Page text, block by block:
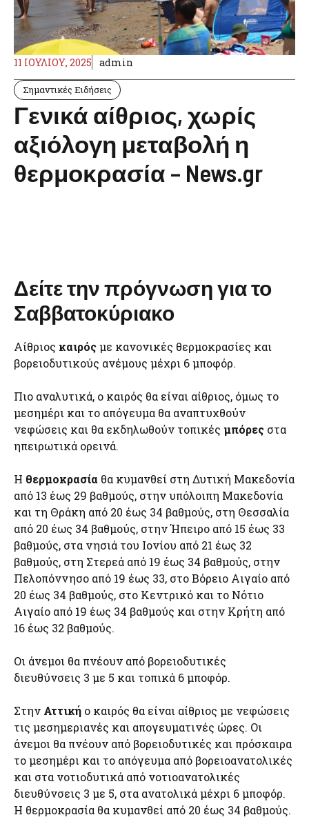
11 ΙΟΥΛΊΟΥ, 2025 admin
Σημαντικές Ειδήσεις
Γενικά αίθριος, χωρίς
αξιόλογη μεταβολή η
θερμοκρασία – News.gr
Δείτε την πρόγνωση για το
Σαββατοκύριακο
Αίθριος καιρόςμε κανονικές θερμοκρασίες και
βορειοδυτικούς ανέμους μέχρι 6 μποφόρ.
Πιο αναλυτικά, ο καιρός θα είναι αίθριος, όμως το
μεσημέρι και το απόγευμα θα αναπτυχθούν
νεφώσεις και θα εκδηλωθούν τοπικές μπόρες στα
ηπειρωτικά ορεινά.
Η θερμοκρασία θα κυμανθεί στη Δυτική Μακεδονία
από 13 έως 29 βαθμούς, στην υπόλοιπη Μακεδονία
και τη Θράκη από 20 έως 34 βαθμούς, στη Θεσσαλία
από 20 έως 34 βαθμούς, στην Ήπειρο από 15 έως 33
βαθμούς, στα νησιά του Ιονίου από 21 έως 32
βαθμούς, στη Στερεά από 19 έως 34 βαθμούς, στην
Πελοπόννησο από 19 έως 33, στο Βόρειο Αιγαίο από
20 έως 34 βαθμούς, στο Κεντρικό και το Νότιο
Αιγαίο από 19 έως 34 βαθμούς και στην Κρήτη από
16 έως 32 βαθμούς.
Οι άνεμοι θα πνέουν από βορειοδυτικές
διευθύνσεις 3 με 5 και τοπικά 6 μποφόρ.
Στην Αττική ο καιρός θα είναι αίθριος με νεφώσεις
τις μεσημεριανές και απογευματινές ώρες. Οι
άνεμοι θα πνέουν από βορειοδυτικές και πρόσκαιρα
το μεσημέρι και το απόγευμα από βορειοανατολικές
και στα νοτιοδυτικά από νοτιοανατολικές
διευθύνσεις 3 με 5, στα ανατολικά μέχρι 6 μποφόρ.
Η θερμοκρασία θα κυμανθεί από 20 έως 34 βαθμούς.